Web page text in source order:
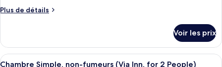
chambre :
non-
fumeurs
Plus de détails
Plus
le
type
de
Voir les prix
Afficher
Une chambre d’hôtel avec un
6
Chambre Simple, non-fumeurs (Via Inn, for 2 People)